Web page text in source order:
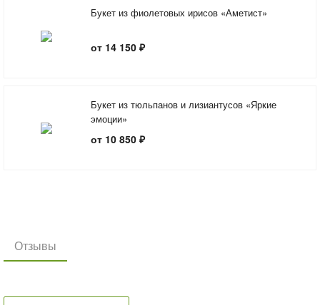
Букет из фиолетовых ирисов «Аметист»
от 14 150 ₽
Букет из тюльпанов и лизиантусов «Яркие
эмоции»
от 10 850 ₽
Отзывы